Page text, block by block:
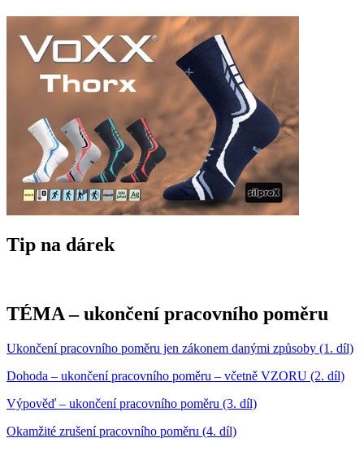
Tip na dárek
TÉMA – ukončení pracovního poměru
Ukončení pracovního poměru jen zákonem danými způsoby (1. díl)
Dohoda – ukončení pracovního poměru – včetně VZORU (2. díl)
Výpověď – ukončení pracovního poměru (3. díl)
Okamžité zrušení pracovního poměru (4. díl)